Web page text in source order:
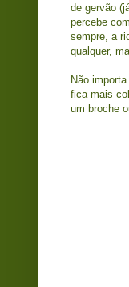
de gervão (
percebe
sempre, a
qualquer,
Não
fica mais
um broche